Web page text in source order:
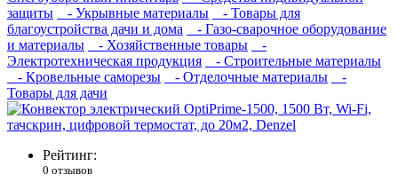
защиты
- Укрывные материалы
- Товары для
благоустройства дачи и дома
- Газо-сварочное оборудование
и материалы
- Хозяйственные товары
-
Электротехническая продукция
- Строительные материалы
- Кровельные саморезы
- Отделочные материалы
-
Товары для дачи
Рейтинг:
0 отзывов